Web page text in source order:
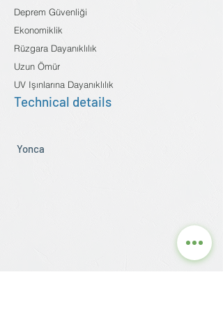
Deprem Güvenliği
Ekonomiklik
Rüzgara Dayanıklılık
Uzun Ömür
UV Işınlarına Dayanıklılık
Technical details
Yonca